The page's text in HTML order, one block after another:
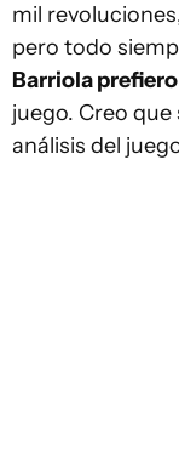
mil
pero todo
Barriola
juego. Creo que
análisis del